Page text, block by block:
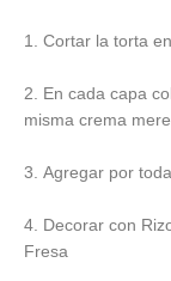
1. Cortar la torta
2. En cada capa
misma crema
3. Agregar por
4. Decorar con
Fresa